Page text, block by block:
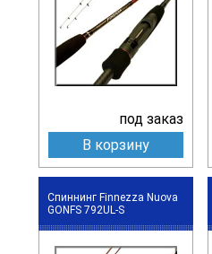
под заказ
В корзину
Спиннинг Finnezza Nuova
GONFS 792UL-S